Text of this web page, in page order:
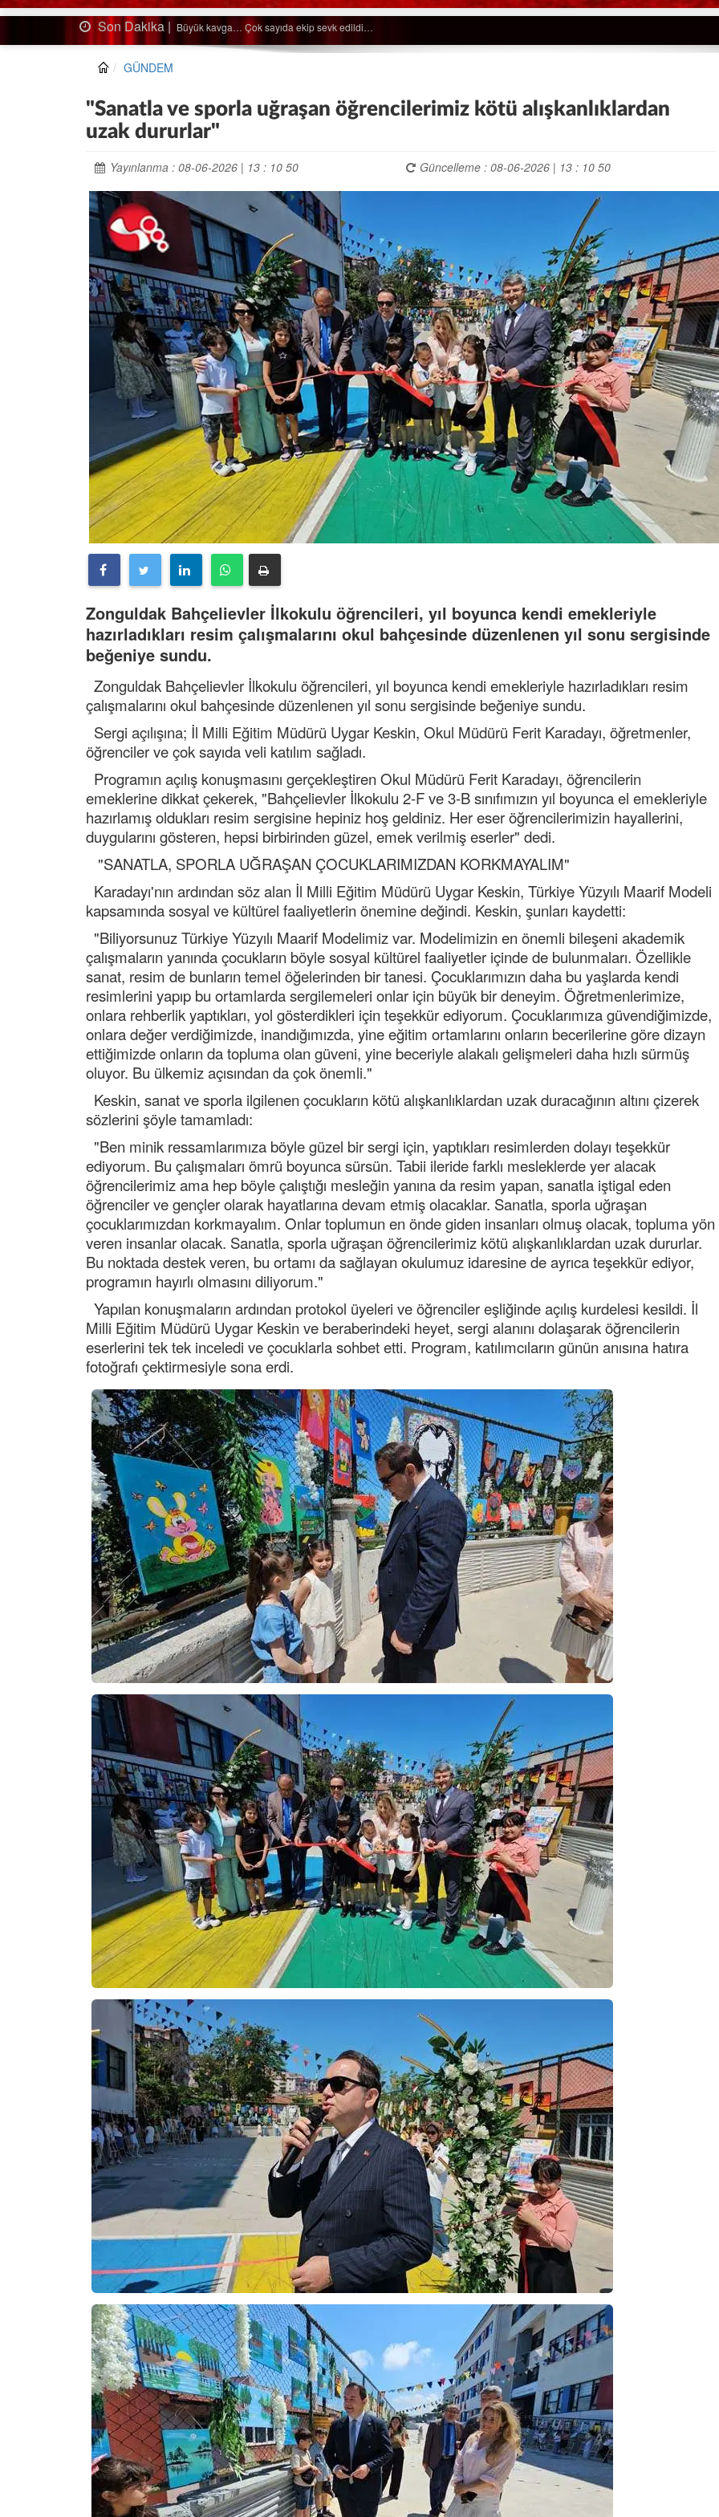
Son Dakika | Ağaçtan düştü…
GÜNDEM
"Sanatla ve sporla uğraşan öğrencilerimiz kötü alışkanlıklardan
uzak dururlar"
Yayınlanma : 08-06-2026 | 13 : 10 50 Güncelleme : 08-06-2026 | 13 : 10 50
Zonguldak Bahçelievler İlkokulu öğrencileri, yıl boyunca kendi emekleriyle
hazırladıkları resim çalışmalarını okul bahçesinde düzenlenen yıl sonu sergisinde
beğeniye sundu.
Zonguldak Bahçelievler İlkokulu öğrencileri, yıl boyunca kendi emekleriyle hazırladıkları resim
çalışmalarını okul bahçesinde düzenlenen yıl sonu sergisinde beğeniye sundu.
Sergi açılışına; İl Milli Eğitim Müdürü Uygar Keskin, Okul Müdürü Ferit Karadayı, öğretmenler,
öğrenciler ve çok sayıda veli katılım sağladı.
Programın açılış konuşmasını gerçekleştiren Okul Müdürü Ferit Karadayı, öğrencilerin
emeklerine dikkat çekerek, "Bahçelievler İlkokulu 2-F ve 3-B sınıfımızın yıl boyunca el emekleriyle
hazırlamış oldukları resim sergisine hepiniz hoş geldiniz. Her eser öğrencilerimizin hayallerini,
duygularını gösteren, hepsi birbirinden güzel, emek verilmiş eserler" dedi.
"SANATLA, SPORLA UĞRAŞAN ÇOCUKLARIMIZDAN KORKMAYALIM"
Karadayı'nın ardından söz alan İl Milli Eğitim Müdürü Uygar Keskin, Türkiye Yüzyılı Maarif Modeli
kapsamında sosyal ve kültürel faaliyetlerin önemine değindi. Keskin, şunları kaydetti:
"Biliyorsunuz Türkiye Yüzyılı Maarif Modelimiz var. Modelimizin en önemli bileşeni akademik
çalışmaların yanında çocukların böyle sosyal kültürel faaliyetler içinde de bulunmaları. Özellikle
sanat, resim de bunların temel öğelerinden bir tanesi. Çocuklarımızın daha bu yaşlarda kendi
resimlerini yapıp bu ortamlarda sergilemeleri onlar için büyük bir deneyim. Öğretmenlerimize,
onlara rehberlik yaptıkları, yol gösterdikleri için teşekkür ediyorum. Çocuklarımıza güvendiğimizde,
onlara değer verdiğimizde, inandığımızda, yine eğitim ortamlarını onların becerilerine göre dizayn
ettiğimizde onların da topluma olan güveni, yine beceriyle alakalı gelişmeleri daha hızlı sürmüş
oluyor. Bu ülkemiz açısından da çok önemli."
Keskin, sanat ve sporla ilgilenen çocukların kötü alışkanlıklardan uzak duracağının altını çizerek
sözlerini şöyle tamamladı:
"Ben minik ressamlarımıza böyle güzel bir sergi için, yaptıkları resimlerden dolayı teşekkür
ediyorum. Bu çalışmaları ömrü boyunca sürsün. Tabii ileride farklı mesleklerde yer alacak
öğrencilerimiz ama hep böyle çalıştığı mesleğin yanına da resim yapan, sanatla iştigal eden
öğrenciler ve gençler olarak hayatlarına devam etmiş olacaklar. Sanatla, sporla uğraşan
çocuklarımızdan korkmayalım. Onlar toplumun en önde giden insanları olmuş olacak, topluma yön
veren insanlar olacak. Sanatla, sporla uğraşan öğrencilerimiz kötü alışkanlıklardan uzak dururlar.
Bu noktada destek veren, bu ortamı da sağlayan okulumuz idaresine de ayrıca teşekkür ediyor,
programın hayırlı olmasını diliyorum."
Yapılan konuşmaların ardından protokol üyeleri ve öğrenciler eşliğinde açılış kurdelesi kesildi. İl
Milli Eğitim Müdürü Uygar Keskin ve beraberindeki heyet, sergi alanını dolaşarak öğrencilerin
eserlerini tek tek inceledi ve çocuklarla sohbet etti. Program, katılımcıların günün anısına hatıra
fotoğrafı çektirmesiyle sona erdi.
Semih ÇOLAK
SEÇMEN NE DEDİ?
Op. Dr. Erol GÜNEN
Kemiklerinizi Sessizce Çürüten 6
Alışkanlık
Şenol AZMAN
“Aman doktor, yaman doktor.
Derdime bir çare!” – 2-
Merve KIRAN
NOKTA: ARA ÖĞÜNLER
Temiz enerji ve gelecek
mücadelesi
Uğuralp CİVELEK
“Bu bir suç duyurusudur”
Özkan Doğan
YEREL RADYO VE REKLAM
Mustafa Ozturk
İç fındığın fiyatı bu gün 1600 TL Kabuklu fındık
bu fiyatın dörtte biri yani 400 TL olmalı. iç
dört katına satılıyor. iç f... DEVAMI
ibrahim yalçınkaya
POSBIYIK nerelerde ya kaç aydır vekaletle
belediye yönetilirmi hayretdebişey
Kadir inanc
Ekmek yediğiniz yere veda edersiniz gurur
tablosu yaparsınız değişik bu kişilikler ya
Muhammed
Valla tren kactj gitti.Uysali devirmwk icin
elinizden ne geliyosa Chp ile kendi partiniz
aleyhine calistiniz.Becerdinizde Adami alasa
ettiniz.Sonuc
... DEVAMI
Ali
1950 türkiye
ihracati,tütün,kuruüzüm,findik,pamuk krom
mdeni,kafa basi senede 14 dolar